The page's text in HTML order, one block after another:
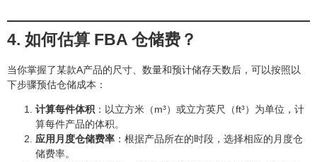
4. 如何估算 FBA 仓储费？
当你掌握了某款A产品的尺寸、数量和预计储存天数后，可以按照以
下步骤预估仓储成本：
计算每件体积 ：以立方米（m³）或立方英尺（ft³）为单位，计
算每件产品的体积。
应用月度仓储费率 ：根据产品所在的时段，选择相应的月度仓
储费率。